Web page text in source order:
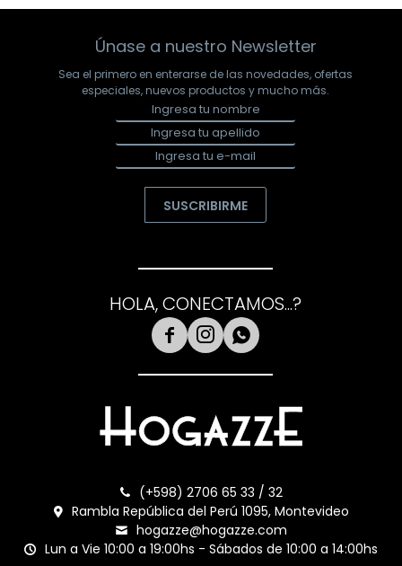
Únase a nuestro Newsletter
Sea el primero en enterarse de las novedades, ofertas
especiales, nuevos productos y mucho más.
SUSCRIBIRME
HOLA, CONECTAMOS...?
  
(+598) 2706 65 33 / 32
Rambla República del Perú 1095, Montevideo
hogazze@hogazze.com
Lun a Vie 10:00 a 19:00hs - Sábados de 10:00 a 14:00hs